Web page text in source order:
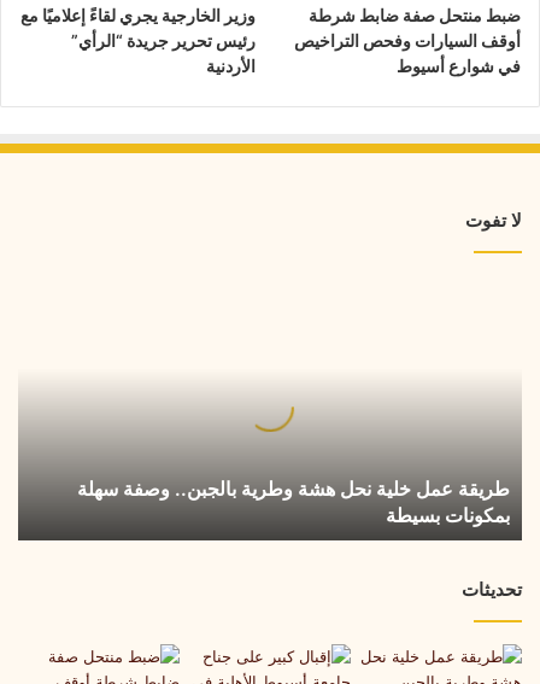
ضبط منتحل صفة ضابط شرطة
أوقف السيارات وفحص التراخيص
في شوارع أسيوط
وزير الخارجية يجري لقاءً إعلاميًا مع
رئيس تحرير جريدة “الرأي”
الأردنية
لا تفوت
سهلة
بمكونات
بسيطة
طريقة عمل خلية نحل هشة وطرية بالجبن.. وصفة سهلة
بمكونات بسيطة
تحديثات